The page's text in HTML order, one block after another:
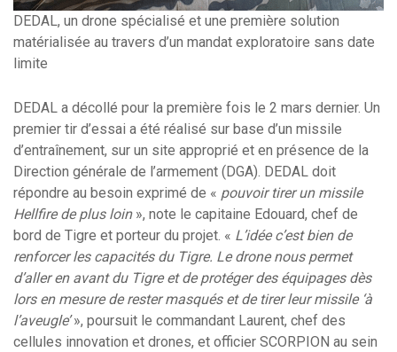
DEDAL, un drone spécialisé et une première solution
matérialisée au travers d’un mandat exploratoire sans date
limite
DEDAL a décollé pour la première fois le 2 mars dernier. Un
premier tir d’essai a été réalisé sur base d’un missile
d’entraînement, sur un site approprié et en présence de la
Direction générale de l’armement (DGA). DEDAL doit
répondre au besoin exprimé de « pouvoir tirer un missile
Hellfire de plus loin», note le capitaine Edouard, chef de
bord de Tigre et porteur du projet. « L’idée c’est bien de
renforcer les capacités du Tigre. Le drone nous permet
d’aller en avant du Tigre et de protéger des équipages dès
lors en mesure de rester masqués et de tirer leur missile ‘à
l’aveugle’», poursuit le commandant Laurent, chef des
cellules innovation et drones, et officier SCORPION au sein